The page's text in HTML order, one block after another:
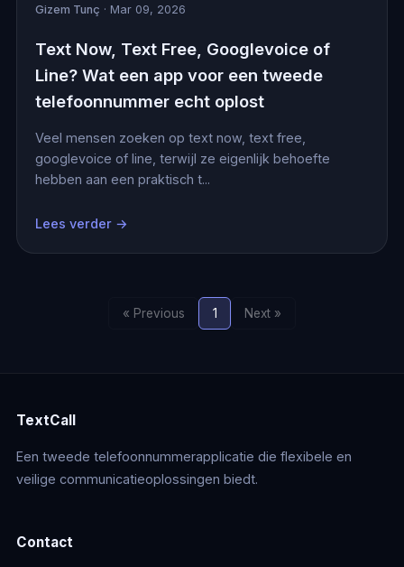
Gizem Tunç · Mar 09, 2026
Text Now, Text Free, Googlevoice of
Line? Wat een app voor een tweede
telefoonnummer echt oplost
Veel mensen zoeken op text now, text free,
googlevoice of line, terwijl ze eigenlijk behoefte
hebben aan een praktisch t...
Lees verder →
« Previous 1 Next »
TextCall
Een tweede telefoonnummerapplicatie die flexibele en
veilige communicatieoplossingen biedt.
Contact